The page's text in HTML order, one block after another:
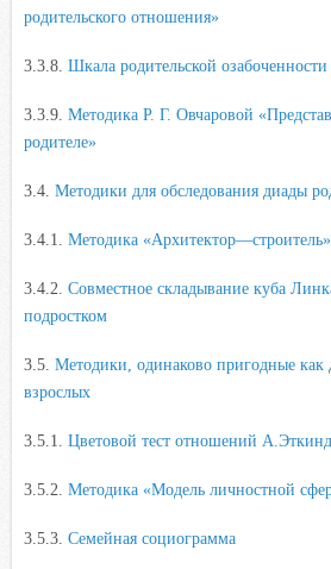
родительского отношения»
3.3.8. Шкала родительской озабоченности
3.3.9. Методика Р. Г. Овчаровой
родителе»
3.4. Методики для обследования диады
3.4.1. Методика «Архитектор—строитель»
3.4.2. Совместное складывание куба
подростком
3.5. Методики, одинаково пригодные как
взрослых
3.5.1. Цветовой тест отношений
3.5.2. Методика «Модель личностной
3.5.3. Семейная социограмма